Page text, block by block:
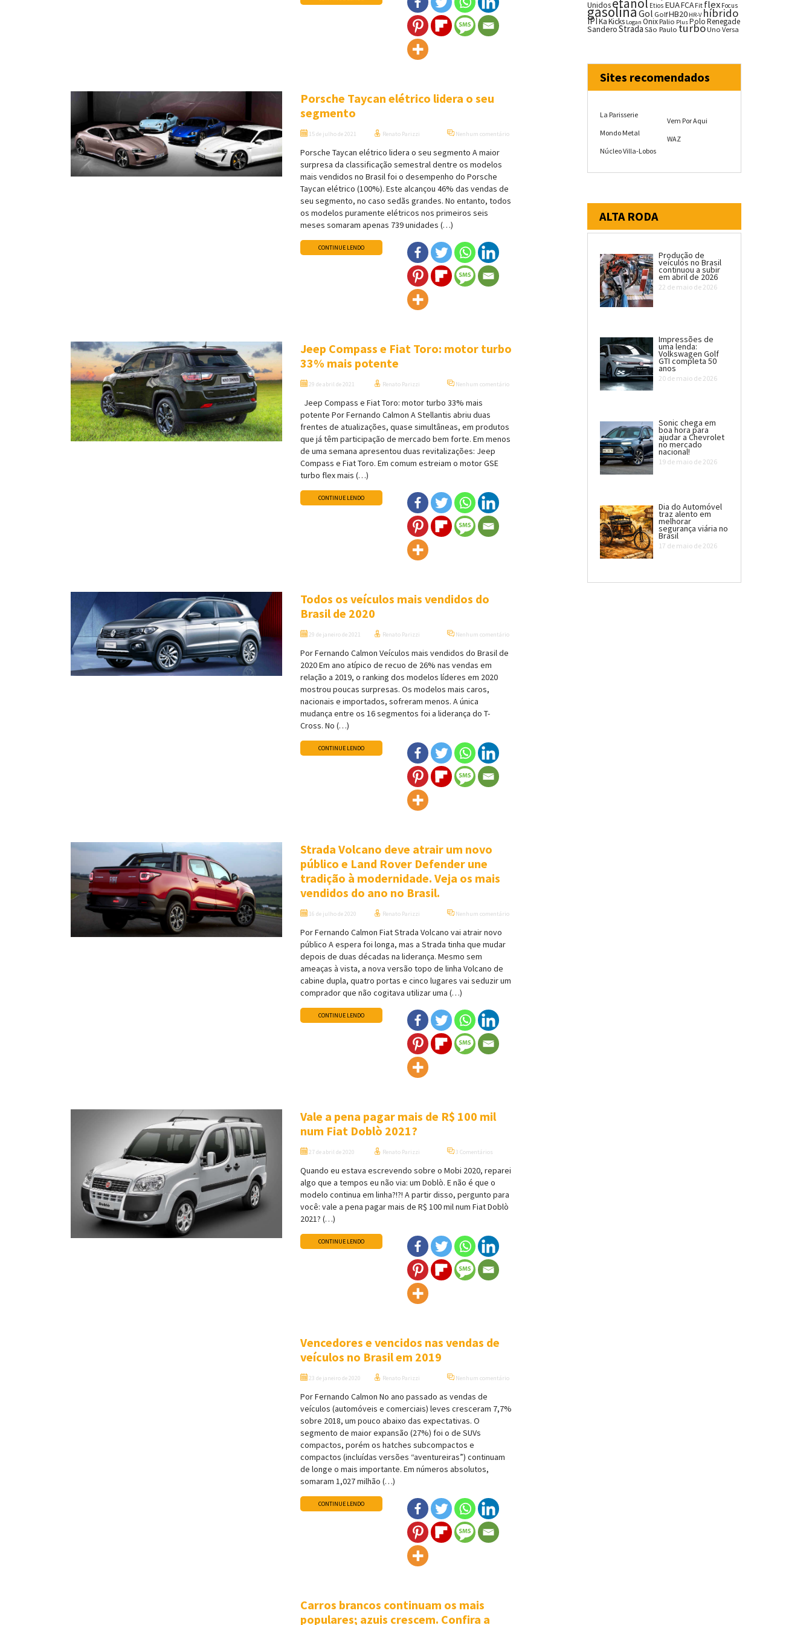
Porsche Taycan elétrico lidera o seu
segmento
15 de julho de 2021 Renato Parizzi Nenhum comentário
Porsche Taycan elétrico lidera o seu segmento A maior
surpresa da classificação semestral dentre os modelos
mais vendidos no Brasil foi o desempenho do Porsche
Taycan elétrico (100%). Este alcançou 46% das vendas de
seu segmento, no caso sedãs grandes. No entanto, todos
os modelos puramente elétricos nos primeiros seis
meses somaram apenas 739 unidades (…)
CONTINUE LENDO
Jeep Compass e Fiat Toro: motor turbo
33% mais potente
29 de abril de 2021 Renato Parizzi Nenhum comentário
Jeep Compass e Fiat Toro: motor turbo 33% mais
potente Por Fernando Calmon A Stellantis abriu duas
frentes de atualizações, quase simultâneas, em produtos
que já têm participação de mercado bem forte. Em menos
de uma semana apresentou duas revitalizações: Jeep
Compass e Fiat Toro. Em comum estreiam o motor GSE
turbo flex mais (…)
CONTINUE LENDO
Todos os veículos mais vendidos do
Brasil de 2020
29 de janeiro de 2021 Renato Parizzi Nenhum comentário
Por Fernando Calmon Veículos mais vendidos do Brasil de
2020 Em ano atípico de recuo de 26% nas vendas em
relação a 2019, o ranking dos modelos líderes em 2020
mostrou poucas surpresas. Os modelos mais caros,
nacionais e importados, sofreram menos. A única
mudança entre os 16 segmentos foi a liderança do T-
Cross. No (…)
CONTINUE LENDO
Strada Volcano deve atrair um novo
público e Land Rover Defender une
tradição à modernidade. Veja os mais
vendidos do ano no Brasil.
16 de julho de 2020 Renato Parizzi Nenhum comentário
Por Fernando Calmon Fiat Strada Volcano vai atrair novo
público A espera foi longa, mas a Strada tinha que mudar
depois de duas décadas na liderança. Mesmo sem
ameaças à vista, a nova versão topo de linha Volcano de
cabine dupla, quatro portas e cinco lugares vai seduzir um
comprador que não cogitava utilizar uma (…)
CONTINUE LENDO
Vale a pena pagar mais de R$ 100 mil
num Fiat Doblò 2021?
27 de abril de 2020 Renato Parizzi 3 Comentários
Quando eu estava escrevendo sobre o Mobi 2020, reparei
algo que a tempos eu não via: um Doblò. E não é que o
modelo continua em linha?!?! A partir disso, pergunto para
você: vale a pena pagar mais de R$ 100 mil num Fiat Doblò
2021? (…)
CONTINUE LENDO
Vencedores e vencidos nas vendas de
veículos no Brasil em 2019
23 de janeiro de 2020 Renato Parizzi Nenhum comentário
Por Fernando Calmon No ano passado as vendas de
veículos (automóveis e comerciais) leves cresceram 7,7%
sobre 2018, um pouco abaixo das expectativas. O
segmento de maior expansão (27%) foi o de SUVs
compactos, porém os hatches subcompactos e
compactos (incluídas versões “aventureiras”) continuam
de longe o mais importante. Em números absolutos,
somaram 1,027 milhão (…)
CONTINUE LENDO
Carros brancos continuam os mais
populares; azuis crescem. Confira a
Unidosetanol Etios EUAFCA Fit flex Focus
gasolina Gol GolfHB20 HR-V híbrido
IPIKaKicks Logan OnixPalio PlusPoloRenegade
SanderoStrada São Paulo turboUno Versa
Sites recomendados
La Parisserie
Mondo Metal
Núcleo Villa-Lobos
Vem Por Aqui
WAZ
ALTA RODA
Produção de
veículos no Brasil
continuou a subir
em abril de 2026
22 de maio de 2026
Impressões de
uma lenda:
Volkswagen Golf
GTI completa 50
anos
20 de maio de 2026
Sonic chega em
boa hora para
ajudar a Chevrolet
no mercado
nacional!
19 de maio de 2026
Dia do Automóvel
traz alento em
melhorar
segurança viária no
Brasil
17 de maio de 2026